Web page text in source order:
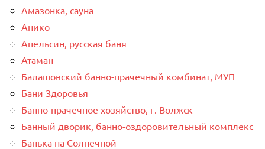
Амазонка, сауна
Анико
Апельсин, русская баня
Атаман
Балашовский банно-прачечный комбинат, МУП
Бани Здоровья
Банно-прачечное хозяйство, г. Волжск
Банный дворик, банно-оздоровительный комплекс
Банька на Солнечной